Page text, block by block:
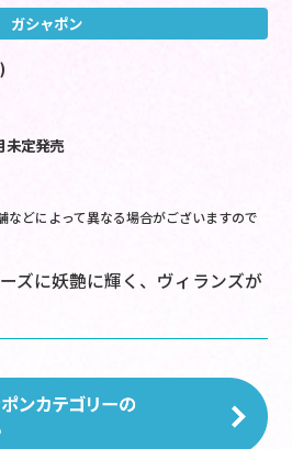
ガシャポン
未定発売
どによって異なる場合がございますので
ズに妖艶に輝く、ヴィランズが